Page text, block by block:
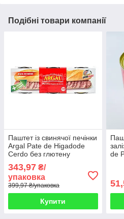
Подібні товари компанії
Паштет із свинячої печінки
Argal Pate de Higadode
Cerdo без глютену
крупного помелу спайка
3x83 м Іспанія(3шт/1уп
343,97 ₴/
упаковка
399,97 ₴/упаковка
Купити
de